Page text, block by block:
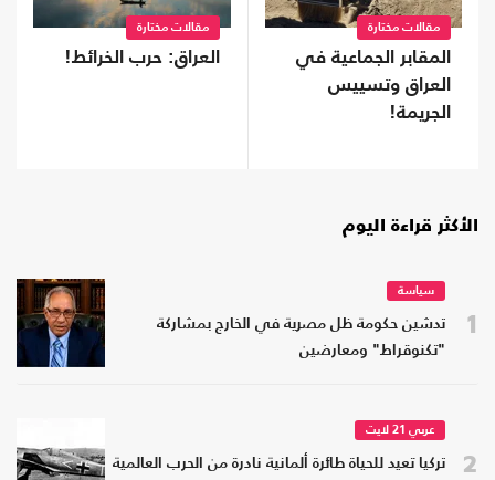
مقالات مختارة
المقابر الجماعية في
العراق وتسييس
الجريمة!
مقالات مختارة
العراق: حرب الخرائط!
الأكثر قراءة اليوم
1
سياسة
تدشين حكومة ظل مصرية في الخارج بمشاركة
"تكنوقراط" ومعارضين
2
عربي 21 لايت
تركيا تعيد للحياة طائرة ألمانية نادرة من الحرب العالمية